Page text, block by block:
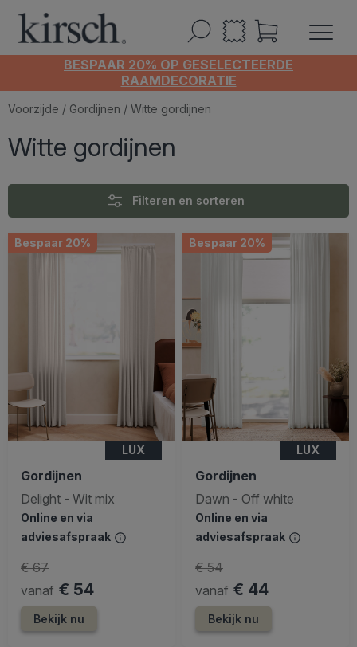
BESPAAR 20% OP GESELECTEERDE
RAAMDECORATIE
Voorzijde / Gordijnen / Witte gordijnen
Witte gordijnen
Filteren en sorteren
Bespaar 20%
LUX
Gordijnen
Delight - Wit mix
Online en via
adviesafspraak
vanaf € 54
€ 67
Bekijk nu
Bespaar 20%
LUX
Gordijnen
Dawn - Off white
Online en via
adviesafspraak
vanaf € 44
€ 54
Bekijk nu